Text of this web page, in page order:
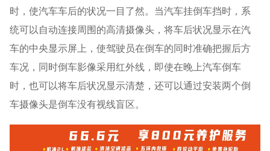
时，使汽车车后的状况一目了然。当汽车挂倒车挡时，系
统可以自动连接周围的高清摄像头，将车后状况显示在汽
车的中央显示屏上，使驾驶员在倒车的同时准确把握后方
车况，同时倒车影像采用红外线，即使在晚上汽车倒车
时，也可以将车后状况显示清楚，还可以通过安装两个倒
车摄像头是倒车没有视线盲区。